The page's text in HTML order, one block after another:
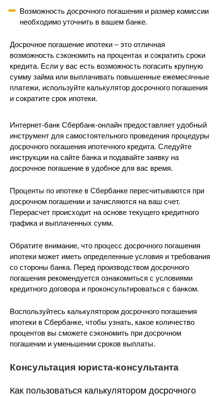
Возможность досрочного погашения и размер комиссии
необходимо уточнить в вашем банке.
Досрочное погашение ипотеки – это отличная
возможность сэкономить на процентах и сократить сроки
кредита. Если у вас есть возможность погасить крупную
сумму займа или выплачивать повышенные ежемесячные
платежи, используйте калькулятор досрочного погашения
и сократите срок ипотеки.
Интернет-банк Сбербанк-онлайн предоставляет удобный
инструмент для самостоятельного проведения процедуры
досрочного погашения ипотечного кредита. Следуйте
инструкции на сайте банка и подавайте заявку на
досрочное погашение в удобное для вас время.
Проценты по ипотеке в Сбербанке пересчитываются при
досрочном погашении и зачисляются на ваш счет.
Перерасчет происходит на основе текущего кредитного
графика и выплаченных сумм.
Обратите внимание, что процесс досрочного погашения
ипотеки может иметь определенные условия и требования
со стороны банка. Перед производством досрочного
погашения рекомендуется ознакомиться с условиями
кредитного договора и проконсультироваться с банком.
Воспользуйтесь калькулятором досрочного погашения
ипотеки в Сбербанке, чтобы узнать, какое количество
процентов вы сможете сэкономить при досрочном
погашении и уменьшении сроков выплаты.
Консультация юриста-консультанта
Как пользоваться калькулятором досрочного